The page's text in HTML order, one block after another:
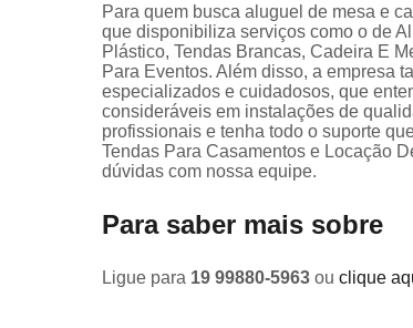
Para quem busca aluguel de mesa e
que disponibiliza serviços como o de
Plástico, Tendas Brancas, Cadeira E
Para Eventos. Além disso, a empresa
especializados e cuidadosos, que
consideráveis em instalações de
profissionais e tenha todo o suporte
Tendas Para Casamentos e Locação
dúvidas com nossa equipe.
Para saber mais sobre
Ligue para 19 99880-5963 ou clique